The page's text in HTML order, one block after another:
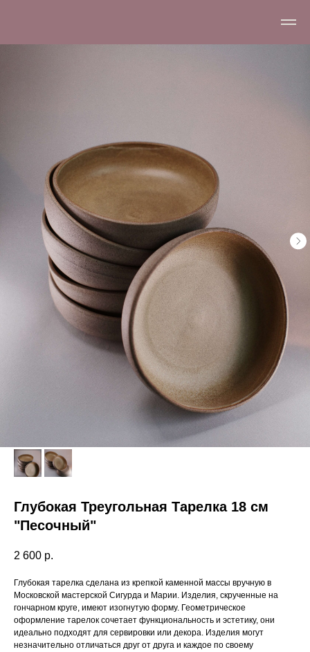
Глубокая Треугольная Тарелка 18 см
"Песочный"
2 600 р.
Глубокая тарелка сделана из крепкой каменной массы вручную в
Московской мастерской Сигурда и Марии. Изделия, скрученные на
гончарном круге, имеют изогнутую форму. Геометрическое
оформление тарелок сочетает функциональность и эстетику, они
идеально подходят для сервировки или декора. Изделия могут
незначительно отличаться друг от друга и каждое по своему